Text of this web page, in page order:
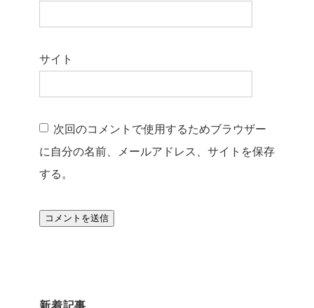
サイト
次回のコメントで使用するためブラウザー
に自分の名前、メールアドレス、サイトを保存
する。
新着記事